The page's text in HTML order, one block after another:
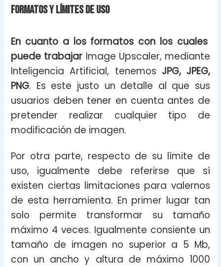
Formatos y límites de uso
En cuanto a los formatos con los cuales
puede trabajar Image Upscaler, mediante
Inteligencia Artificial, tenemos JPG, JPEG,
PNG. Es este justo un detalle al que sus
usuarios deben tener en cuenta antes de
pretender realizar cualquier tipo de
modificación de imagen.
Por otra parte, respecto de su límite de
uso, igualmente debe referirse que sí
existen ciertas limitaciones para valernos
de esta herramienta. En primer lugar tan
solo permite transformar su tamaño
máximo 4 veces. Igualmente consiente un
tamaño de imagen no superior a 5 Mb,
con un ancho y altura de máximo 1000